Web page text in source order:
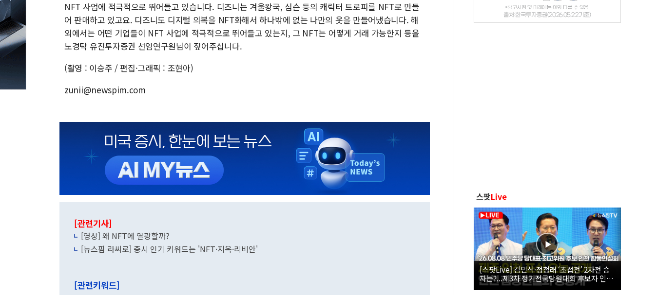
NFT 사업에 적극적으로 뛰어들고 있습니다. 디즈니는 겨울왕국, 심슨 등의 캐릭터 트로피를 NFT로 만들
어 판매하고 있고요. 디즈니도 디지털 의복을 NFT화해서 하나밖에 없는 나만의 옷을 만들어냈습니다. 해
외에서는 어떤 기업들이 NFT 사업에 적극적으로 뛰어들고 있는지, 그 NFT는 어떻게 거래 가능한지 등을
노경탁 유진투자증권 선임연구원님이 짚어주십니다.
(촬영 : 이승주 / 편집·그래픽 : 조현아)
zunii@newspim.com
[관련기사]
[영상] 왜 NFT에 열광할까?
[뉴스핌 라씨로] 증시 인기 키워드는 'NFT·지옥·리비안'
[관련키워드]
스팟Live
[스팟Live] 김민석·정청래 ‘초접전’ 2차전 승
자는?...제3차 정기전국당원대회 후보자 인천
합동연설회 생중계 | 26.08.08